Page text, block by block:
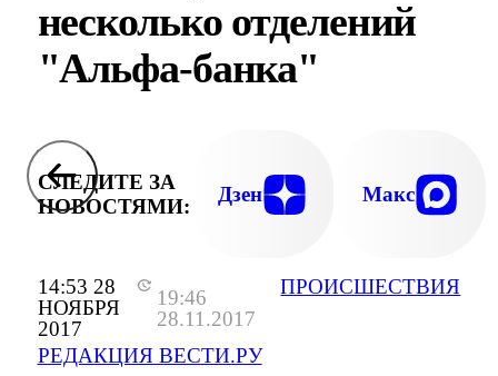
14:53 28
НОЯБРЯ
2017
19:46
28.11.2017
РЕДАКЦИЯ ВЕСТИ.РУ
ПРОИСШЕСТВИЯ
несколько отделений
"Альфа-банка"
СЛЕДИТЕ ЗА
НОВОСТЯМИ:
Дзен Макс